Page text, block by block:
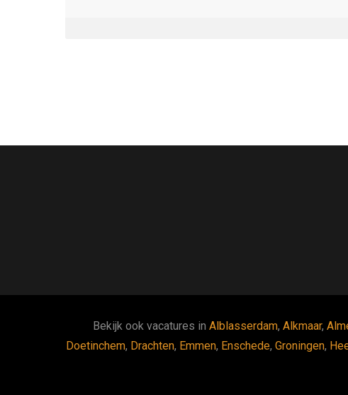
Bekijk ook vacatures in Alblasserdam, Alkmaar,
Doetinchem, Drachten, Emmen, Enschede, Groningen,